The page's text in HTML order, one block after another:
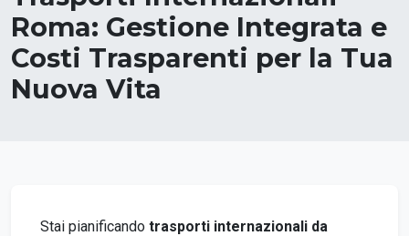
Roma: Gestione Integrata e
Costi Trasparenti per la Tua
Nuova Vita
Stai pianificando trasporti internazionali da